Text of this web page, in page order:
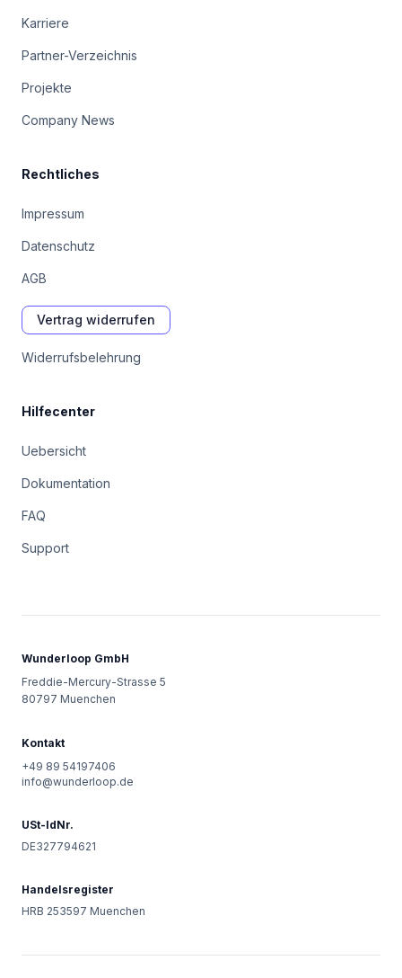
Karriere
Partner-Verzeichnis
Projekte
Company News
Rechtliches
Impressum
Datenschutz
AGB
Vertrag widerrufen
Widerrufsbelehrung
Hilfecenter
Uebersicht
Dokumentation
FAQ
Support
Wunderloop GmbH
Freddie-Mercury-Strasse 5
80797 Muenchen
Kontakt
+49 89 54197406
info@wunderloop.de
USt-IdNr.
DE327794621
Handelsregister
HRB 253597 Muenchen